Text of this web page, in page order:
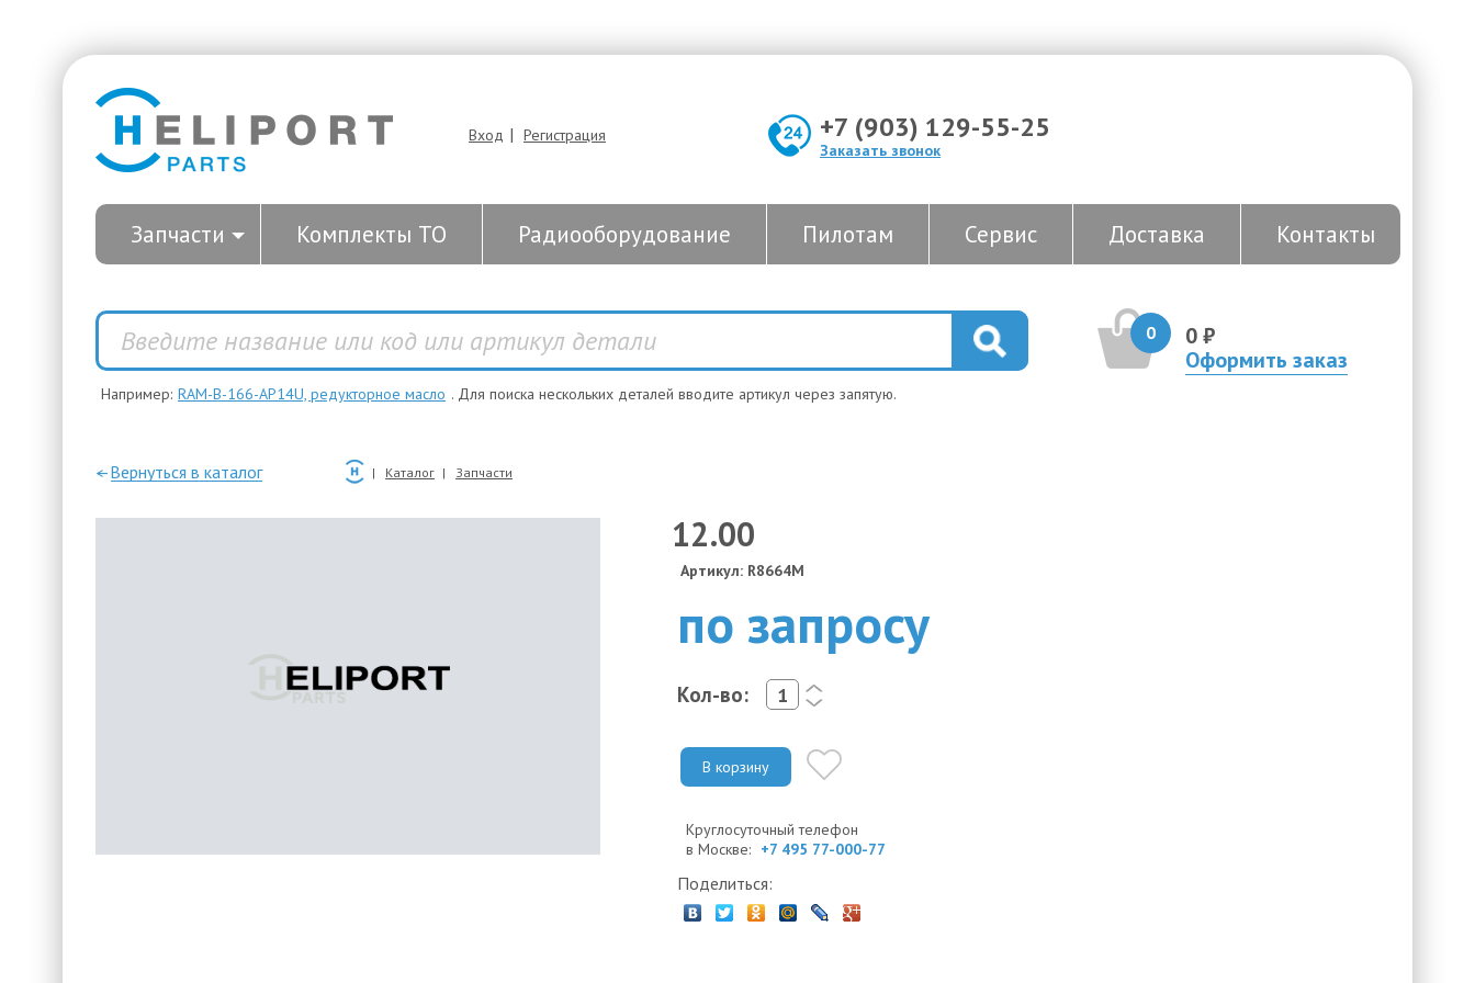
Вход | Регистрация +7 (903) 129-55-25
Заказать звонок
Запчасти Комплекты ТО Радиооборудование Пилотам Сервис Доставка Контакты
0
0 ₽
Оформить заказ
Например: RAM-B-166-AP14U, редукторное масло . Для поиска нескольких деталей вводите артикул через запятую.
—Вернуться в каталог Каталог Запчасти
12.00
Артикул: R8664M
по запросу
Кол-во:
<
>
В корзину
Круглосуточный телефон
в Москве: +7 495 77-000-77
Поделиться: